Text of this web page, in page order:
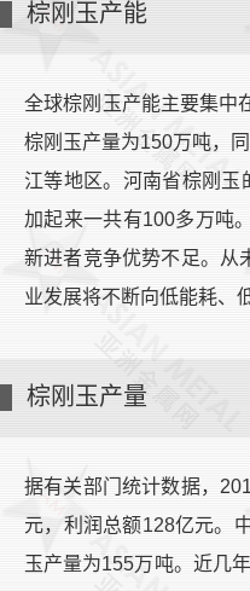
棕刚玉产能
全球棕刚玉产能主要集中
棕刚玉产量为150万吨，
江等地区。河南省棕刚
加起来一共有100多万吨
新进者竞争优势不足。从
业发展将不断向低能耗、
棕刚玉产量
据有关部门统计数据，
元，利润总额128亿元。
玉产量为155万吨。近几